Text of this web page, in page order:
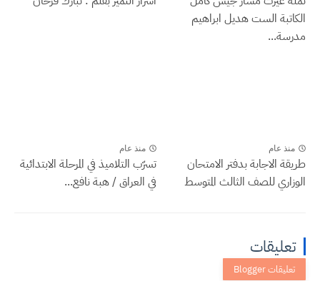
الكاتبة الست هديل ابراهيم
مدرسة...
منذ عام
طريقة الاجابة بدفتر الامتحان
الوزاري للصف الثالث المتوسط
منذ عام
تسرّب التلاميذ في المرحلة الابتدائية
في العراق / هبة نافع...
تعليقات